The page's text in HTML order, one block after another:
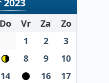
en zijn
berekeningen. Zo
Do Vr Za
Zo
1 2
3
8 9
10
14 16
17